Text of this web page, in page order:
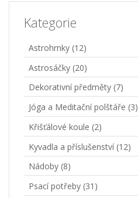
Kategorie
Astrohrnky (12)
Astrosáčky (20)
Dekorativní předměty (7)
Jóga a Meditační polštáře (3)
Křišťálové koule (2)
Kyvadla a příslušenství (12)
Nádoby (8)
Psací potřeby (31)